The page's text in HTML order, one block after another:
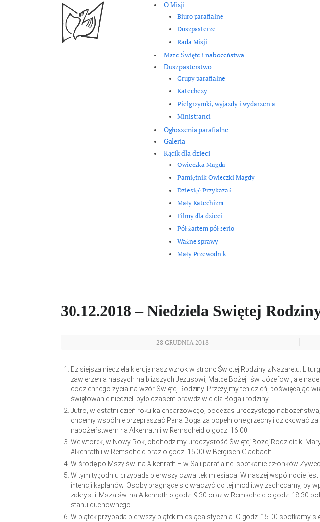
O Misji
Biuro parafialne
Duszpasterze
Rada Misji
Msze Święte i nabożeństwa
Duszpasterstwo
Grupy parafialne
Katechezy
Pielgrzymki, wyjazdy i wydarzenia
Ministranci
Ogłoszenia parafialne
Galeria
Kącik dla dzieci
Owieczka Magda
Pamiętnik Owieczki Magdy
Dziesięć Przykazań
Mały Katechizm
Filmy dla dzieci
Pół żartem pół serio
Ważne sprawy
Mały Przewodnik
30.12.2018 – Niedziela Swiętej
28 GRUDNIA 2018
Dzisiejsza niedziela kieruje nasz wzrok w stronę Świętej Rodziny z Nazaretu.
zawierzenia naszych najbliższych Jezusowi, Matce Bożej i św. Józefowi, ale
codziennego życia na wzór Świętej Rodziny. Przeżyjmy ten dzień, poświęcając
świętowanie niedzieli było czasem prawdziwie dla Boga i rodziny.
Jutro, w ostatni dzień roku kalendarzowego, podczas uroczystego
chcemy wspólnie przepraszać Pana Boga za popełnione grzechy i dziękować za
nabożeństwem na Alkenrath i w Remscheid o godz. 16:00.
We wtorek, w Nowy Rok, obchodzimy uroczystość Świętej Bożej Rodzicielki
Alkenrath i w Remscheid oraz o godz. 15:00 w Bergisch Gladbach.
W środę po Mszy św. na Alkenrath – w Sali parafialnej spotkanie członków
W tym tygodniu przypada pierwszy czwartek miesiąca. W naszej wspólnocie
intencji kapłanów. Osoby pragnące się włączyć do tej modlitwy zachęcamy, by
zakrystii. Msza św. na Alkenrath o godz. 9:30 oraz w Remscheid o godz. 18:30
stanu duchownego.
W piątek przypada pierwszy piątek miesiąca stycznia. O godz. 15.00 spotkamy